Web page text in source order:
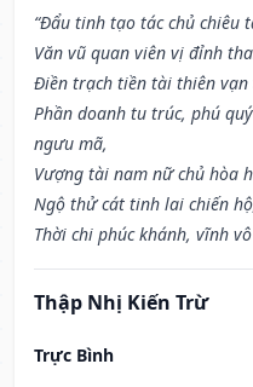
“Đẩu tinh tạo tác chủ chiêu
Văn vũ quan viên vị đỉnh
Điền trạch tiền tài thiên vạn
Phần doanh tu trúc, phú
ngưu mã,
Vượng tài nam nữ chủ hòa
Ngộ thử cát tinh lai chiến
Thời chi phúc khánh, vĩnh
Thập Nhị Kiến Trừ
Trực Bình